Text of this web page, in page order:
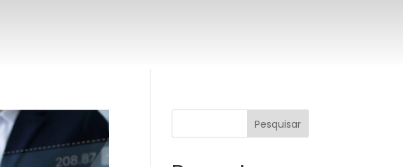
Pesquisar